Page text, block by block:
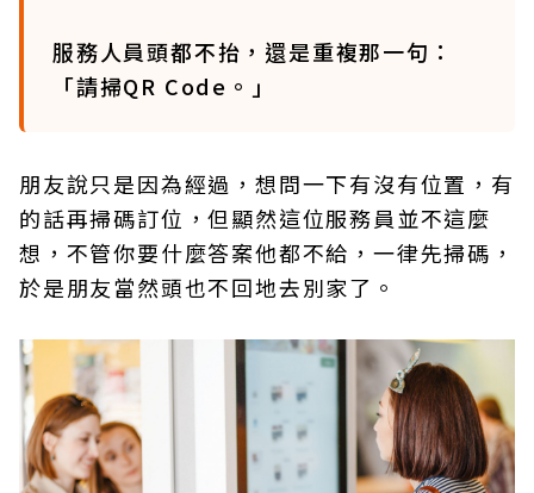
服務人員頭都不抬，還是重複那一句：
「請掃QR Code。」
朋友說只是因為經過，想問一下有沒有位置，有
的話再掃碼訂位，但顯然這位服務員並不這麼
想，不管你要什麼答案他都不給，一律先掃碼，
於是朋友當然頭也不回地去別家了。